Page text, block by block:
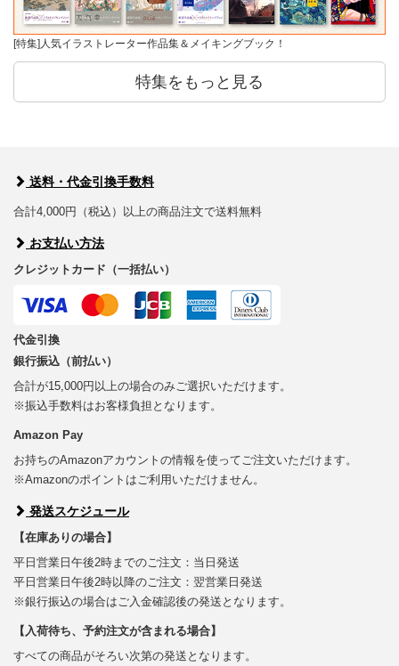
[特集]人気イラストレーター作品集＆メイキングブック！
特集をもっと見る
送料・代金引換手数料
合計4,000円（税込）以上の商品注文で送料無料
お支払い方法
クレジットカード（一括払い）
代金引換
銀行振込（前払い）
合計が15,000円以上の場合のみご選択いただけます。
※振込手数料はお客様負担となります。
Amazon Pay
お持ちのAmazonアカウントの情報を使ってご注文いただけます。
※Amazonのポイントはご利用いただけません。
発送スケジュール
【在庫ありの場合】
平日営業日午後2時までのご注文：当日発送
平日営業日午後2時以降のご注文：翌営業日発送
※銀行振込の場合はご入金確認後の発送となります。
【入荷待ち、予約注文が含まれる場合】
すべての商品がそろい次第の発送となります。